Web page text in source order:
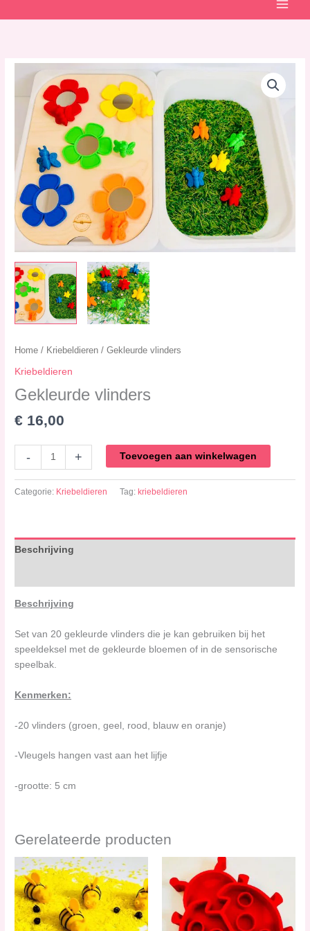
Home / Kriebeldieren / Gekleurde vlinders
Kriebeldieren
Gekleurde vlinders
€ 16,00
-
Gekleurde
vlinders
aantal
+ Toevoegen aan winkelwagen
Categorie: Kriebeldieren Tag: kriebeldieren
Beschrijving
Beschrijving
Set van 20 gekleurde vlinders die je kan gebruiken bij het
speeldeksel met de gekleurde bloemen of in de sensorische
speelbak.
Kenmerken:
-20 vlinders (groen, geel, rood, blauw en oranje)
-Vleugels hangen vast aan het lijfje
-grootte: 5 cm
Gerelateerde producten